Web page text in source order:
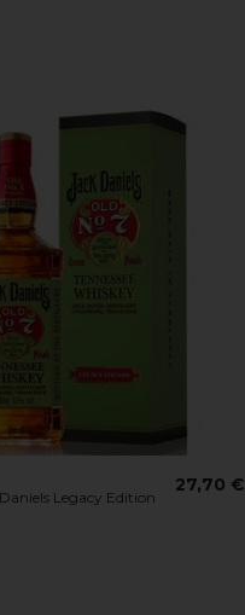
Legacy Edition
27,70 €